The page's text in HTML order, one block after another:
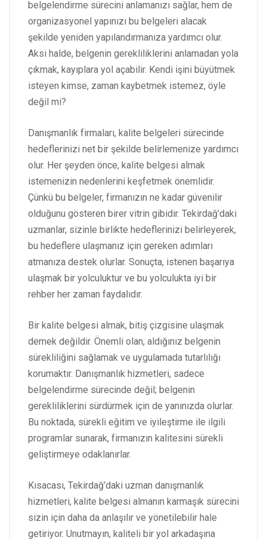
belgelendirme sürecini anlamanızı sağlar, hem de
organizasyonel yapınızı bu belgeleri alacak
şekilde yeniden yapılandırmanıza yardımcı olur.
Aksi halde, belgenin gerekliliklerini anlamadan yola
çıkmak, kayıplara yol açabilir. Kendi işini büyütmek
isteyen kimse, zaman kaybetmek istemez, öyle
değil mi?
Danışmanlık firmaları, kalite belgeleri sürecinde
hedeflerinizi net bir şekilde belirlemenize yardımcı
olur. Her şeyden önce, kalite belgesi almak
istemenizin nedenlerini keşfetmek önemlidir.
Çünkü bu belgeler, firmanızın ne kadar güvenilir
olduğunu gösteren birer vitrin gibidir. Tekirdağ’daki
uzmanlar, sizinle birlikte hedeflerinizi belirleyerek,
bu hedeflere ulaşmanız için gereken adımları
atmanıza destek olurlar. Sonuçta, istenen başarıya
ulaşmak bir yolculuktur ve bu yolculukta iyi bir
rehber her zaman faydalıdır.
Bir kalite belgesi almak, bitiş çizgisine ulaşmak
demek değildir. Önemli olan, aldığınız belgenin
sürekliliğini sağlamak ve uygulamada tutarlılığı
korumaktır. Danışmanlık hizmetleri, sadece
belgelendirme sürecinde değil; belgenin
gerekliliklerini sürdürmek için de yanınızda olurlar.
Bu noktada, sürekli eğitim ve iyileştirme ile ilgili
programlar sunarak, firmanızın kalitesini sürekli
geliştirmeye odaklanırlar.
Kısacası, Tekirdağ’daki uzman danışmanlık
hizmetleri, kalite belgesi almanın karmaşık sürecini
sizin için daha da anlaşılır ve yönetilebilir hale
getiriyor. Unutmayın, kaliteli bir yol arkadaşına